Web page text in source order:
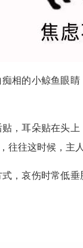
相的小鲸鱼眼睛
，耳朵贴在头上
往这时候，主
，哀伤时常低垂